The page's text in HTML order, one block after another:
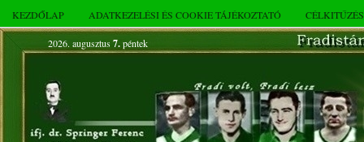
KEZDŐLAP ADATKEZELÉSI ÉS COOKIE TÁJÉKOZTATÓ
2026. augusztus 7.péntek